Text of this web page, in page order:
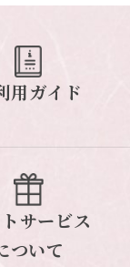
用ガイド
サービス
ついて